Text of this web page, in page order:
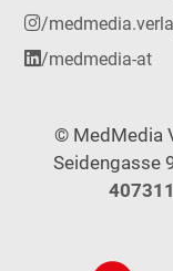
/
/medmedia-at
© MedMedia
Seidengasse